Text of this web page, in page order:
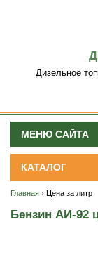
Дизельное
МЕНЮ САЙТА
КАТАЛОГ
Главная › Цена за литр
Бензин АИ-92